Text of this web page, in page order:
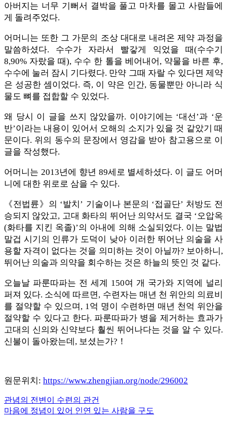
아버지는 너무 기뻐서 결박을 풀고 마차를 몰고 사람들에
게 돌려주었다.
어머니는 또한 그 가문의 조상 대대로 내려온 제약 과정을
말씀하셨다. 수수가 자라서 빨갛게 익었을 때(수수기
8,90% 자랐을 때), 수수 한 톨을 베어내어, 약물을 바른 후,
수수에 눌러 잠시 기다렸다. 만약 그때 자랄 수 있다면 제약
은 성공한 셈이었다. 즉, 이 약은 인간, 동물뿐만 아니라 식
물도 뼈를 접합할 수 있었다.
왜 당시 이 글을 쓰지 않았을까. 이야기에는 ‘대선’과 ‘운
반’이라는 내용이 있어서 오해의 소지가 있을 것 같았기 때
문이다. 위의 동수의 문장에서 영감을 받아 참고용으로 이
글을 작성했다.
어머니는 2013년에 향년 89세로 별세하셨다. 이 글도 어머
니에 대한 위로로 삼을 수 있다.
《전법륜》의 ‘발치’ 기술이나 본문의 ‘접골단’ 처방도 전
승되지 않았고, 고대 화타의 뛰어난 의약서도 결국 ‘오압옥
(화타를 지킨 옥졸)’의 아내에 의해 소실되었다. 이는 말법
말겁 시기의 인류가 도덕이 낮아 이러한 뛰어난 의술을 사
용할 자격이 없다는 것을 의미하는 것이 아닐까? 보아하니,
뛰어난 의술과 의약을 회수하는 것은 하늘의 뜻인 것 같다.
오늘날 파룬따파는 전 세계 150여 개 국가와 지역에 널리
퍼져 있다. 소식에 따르면, 수련자는 매년 천 위안의 의료비
를 절약할 수 있으며, 1억 명이 수련하면 매년 천억 위안을
절약할 수 있다고 한다. 파룬따파가 병을 제거하는 효과가
고대의 신의와 신약보다 훨씬 뛰어나다는 것을 알 수 있다.
신불이 돌아왔는데, 보셨는가?！
원문위치: https://www.zhengjian.org/node/296002
글
내
Previous
Post:
관념의 전변이 수련의 관건
Next
마음에 정념이 있어 인연 있는 사람을 구도